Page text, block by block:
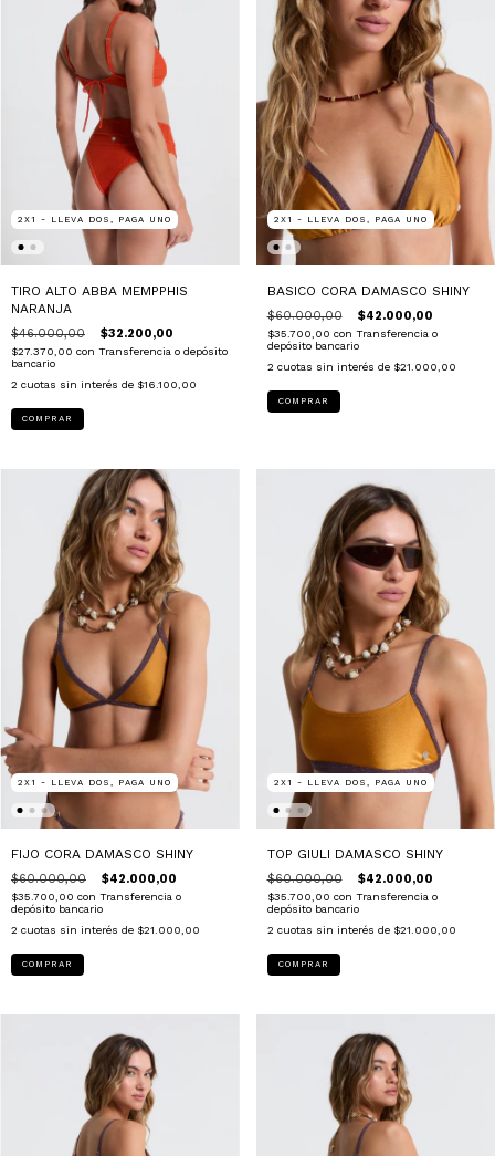
2X1 - LLEVA DOS, PAGA UNO
TIRO ALTO ABBA MEMPPHIS
NARANJA
$46.000,00 $32.200,00
$27.370,00 con Transferencia o depósito
bancario
2 cuotas sin interés de $16.100,00
COMPRAR
2X1 - LLEVA DOS, PAGA UNO
BASICO CORA DAMASCO SHINY
$60.000,00 $42.000,00
$35.700,00 con Transferencia o
depósito bancario
2 cuotas sin interés de $21.000,00
COMPRAR
2X1 - LLEVA DOS, PAGA UNO
FIJO CORA DAMASCO SHINY
$60.000,00 $42.000,00
$35.700,00 con Transferencia o
depósito bancario
2 cuotas sin interés de $21.000,00
COMPRAR
2X1 - LLEVA DOS, PAGA UNO
TOP GIULI DAMASCO SHINY
$60.000,00 $42.000,00
$35.700,00 con Transferencia o
depósito bancario
2 cuotas sin interés de $21.000,00
COMPRAR